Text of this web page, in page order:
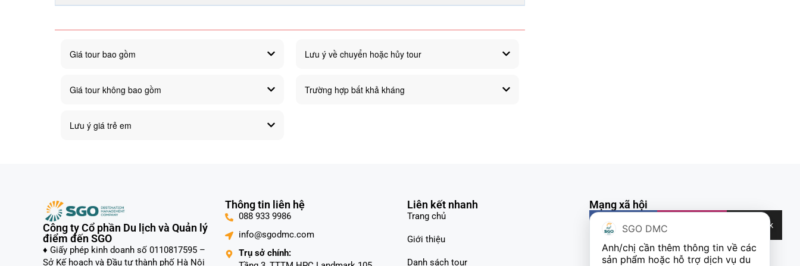
Giá tour bao gồm
Giá tour không bao gồm
Lưu ý giá trẻ em
Lưu ý về chuyển hoặc hủy tour
Trường hợp bất khả kháng
Công ty Cổ phần Du lịch và Quản lý
điểm đến SGO
♦ Giấy phép kinh doanh số 0110817595 –
Sở Kế hoạch và Đầu tư thành phố Hà Nội
Thông tin liên hệ
088 933 9986
info@sgodmc.com
Trụ sở chính:
Liên kết nhanh
Trang chủ
Giới thiệu
Danh sách tour
Mạng xã hội
Facebook TikTok
SGO DMC
Anh/chị cần thêm thông tin về các
sản phẩm hoặc hỗ trợ dịch vụ du